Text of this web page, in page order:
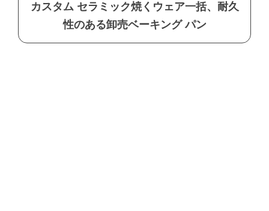
カスタム セラミック焼くウェア一括、耐久
性のある卸売ベーキング パン